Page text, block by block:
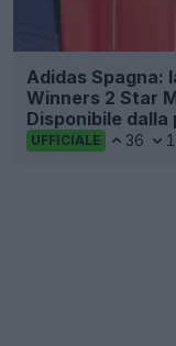
Adidas Spagna:
Winners 2 Star
Disponibile
UFFICIALE 36